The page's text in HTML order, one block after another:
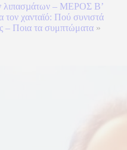
λιπασµάτων – ΜΕΡΟΣ B’
τον χανταϊό: Πού συνιστά
– Ποια τα συμπτώματα »